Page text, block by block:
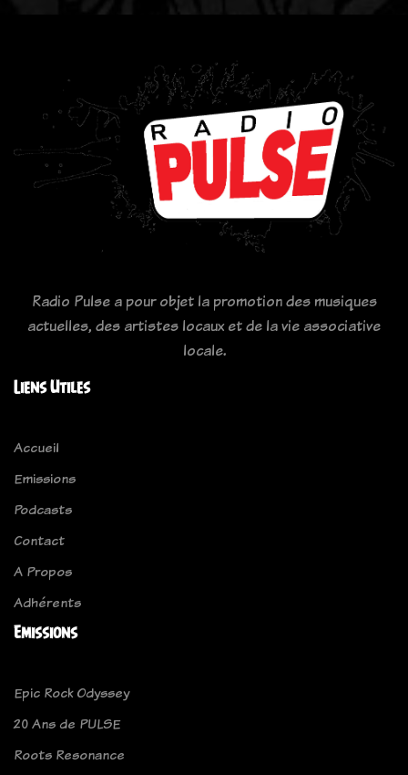
Radio Pulse a pour objet la promotion des musiques
actuelles, des artistes locaux et de la vie associative
locale.
Liens Utiles
Accueil
Emissions
Podcasts
Contact
A Propos
Adhérents
Emissions
Epic Rock Odyssey
20 Ans de PULSE
Roots Resonance